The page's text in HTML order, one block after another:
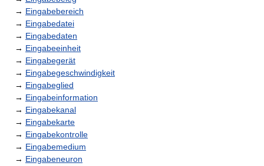
→ Eingabebereich
→ Eingabedatei
→ Eingabedaten
→ Eingabeeinheit
→ Eingabegerät
→ Eingabegeschwindigkeit
→ Eingabeglied
→ Eingabeinformation
→ Eingabekanal
→ Eingabekarte
→ Eingabekontrolle
→ Eingabemedium
→ Eingabeneuron